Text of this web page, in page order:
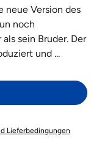
neue Version des
noch
sein Bruder. Der
und ...
Lieferbedingungen